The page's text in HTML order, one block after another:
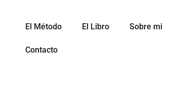
El Método El Libro Sobre mi
Contacto